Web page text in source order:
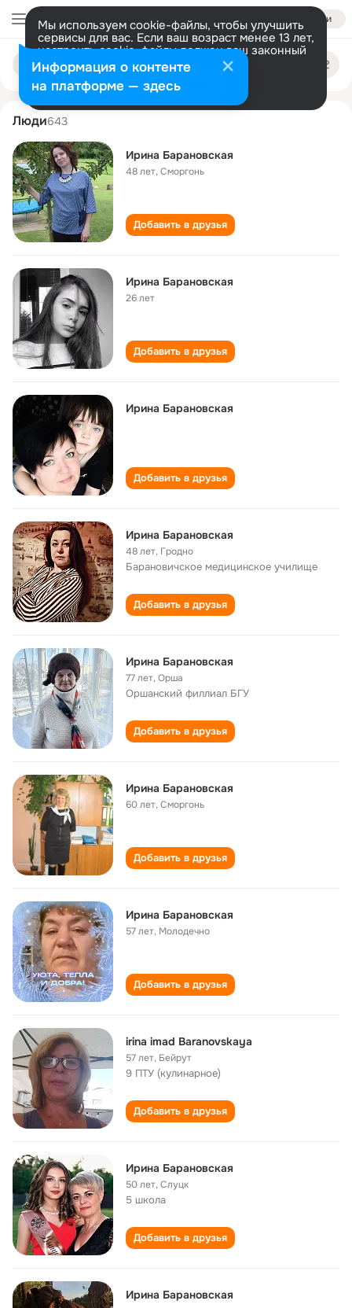
Войти
Мы используем cookie-файлы, чтобы улучшить
сервисы для вас. Если ваш возраст менее 13 лет,
настроить cookie-файлы должен ваш законный
представитель. Больше информации
Разрешить все Настроить
Поиск
людям
irina baranovskaya
Люди643
Ирина Барановская
48 лет,Сморгонь
Добавить в друзья
Ирина Барановская
26 лет
Добавить в друзья
Ирина Барановская
Добавить в друзья
Ирина Барановская
48 лет, Гродно
Барановичское медицинское училище
Добавить в друзья
Ирина Барановская
77 лет,Орша
Оршанский филлиал БГУ
Добавить в друзья
Ирина Барановская
60 лет,Сморгонь
Добавить в друзья
Ирина Барановская
57 лет, Молодечно
Добавить в друзья
irina imad Baranovskaya
57 лет, Бейрут
9 ПТУ (кулинарное)
Добавить в друзья
Ирина Барановская
50 лет,Слуцк
5 школа
Добавить в друзья
Ирина Барановская
Информация о контенте
на платформе — здесь